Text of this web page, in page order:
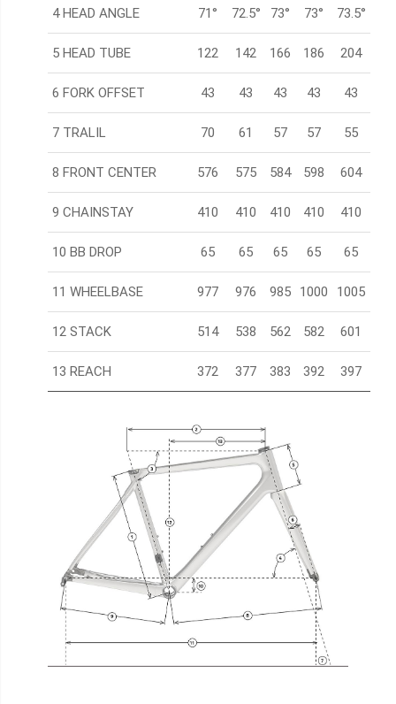
4 HEAD ANGLE 71° 72.5° 73° 73° 73.5°
5 HEAD TUBE 122 142 166 186 204
6 FORK OFFSET 43 43 43 43 43
7 TRALIL 70 61 57 57 55
8 FRONT CENTER 576 575 584 598 604
9 CHAINSTAY 410 410 410 410 410
10 BB DROP 65 65 65 65 65
11 WHEELBASE 977 976 985 1000 1005
12 STACK 514 538 562 582 601
13 REACH 372 377 383 392 397